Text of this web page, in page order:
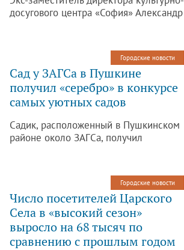
досугового центра «София» Александр
Пушкин. В «Софии» он проработал
четыре года. Об этом сообщается на
официальном сайте районной
администрации.
Городские новости
Сад у ЗАГСа в Пушкине
получил «серебро» в конкурсе
самых уютных садов
Садик, расположенный в Пушкинском
районе около ЗАГСа, получил
особенно пришелся по вкусу
расположенный в нем цветочный
фонтан и семьсот кустов розы
парковой, высаженной в саду. Об этом
сообщается на сайте Комитета по
благоустройству.
Городские новости
Число посетителей Царского
Села в «высокий сезон»
выросло на 68 тысяч по
сравнению с прошлым годом